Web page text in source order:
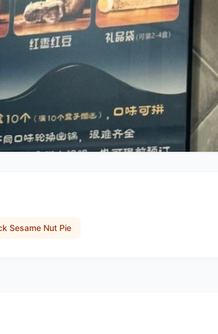
Sesame Nut Pie